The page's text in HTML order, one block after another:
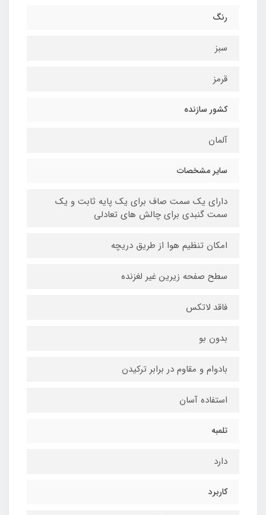
رنگ
سبز
قرمز
کشور سازنده
آلمان
سایر مشخصات
دارای یک سمت صاف برای یک پایه ثابت و یک
سمت گنبدی برای چالش های تعادلی
امکان تنظیم هوا از طریق دریچه
سطح صفحه زیرین غیر لغزنده
فاقد لاتکس
بدون بو
بادوام و مقاوم در برابر ترکیدن
استفاده آسان
تلمبه
دارد
کاربرد